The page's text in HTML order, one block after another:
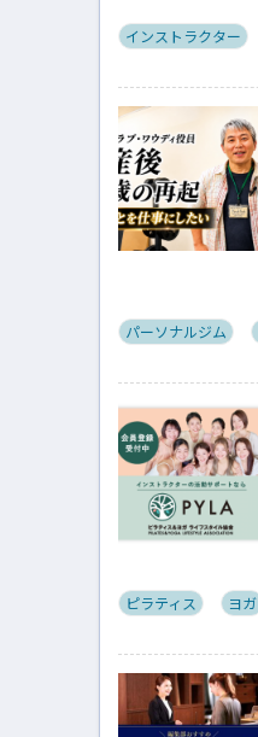
インストラクター
パーソナルジム
ピラティス ヨガ